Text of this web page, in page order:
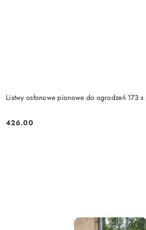
Listwy osłonowe pionowe do ogrodzeń 173
Cena:
426.00